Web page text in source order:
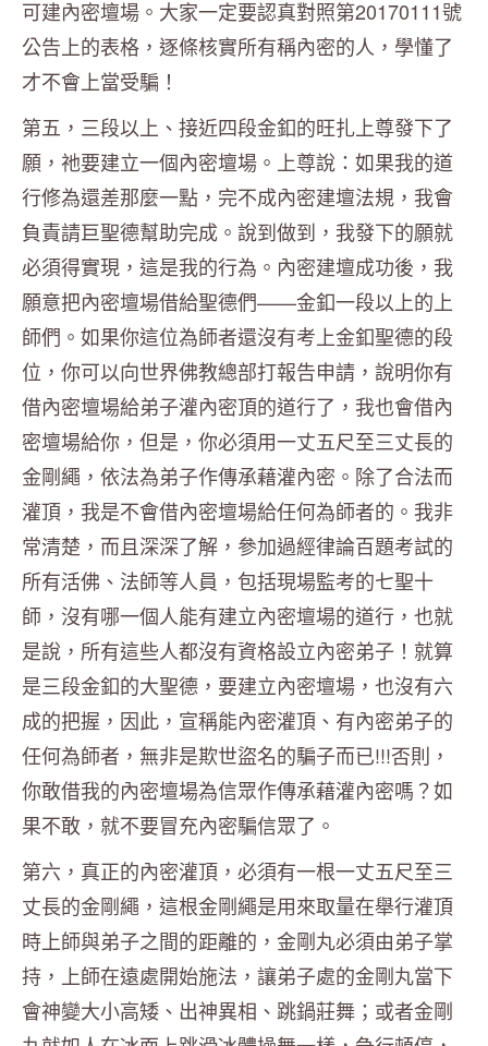
可建內密壇場。大家一定要認真對照第20170111號
公告上的表格，逐條核實所有稱內密的人，學懂了
才不會上當受騙！
第五，三段以上、接近四段金釦的旺扎上尊發下了
願，祂要建立一個內密壇場。上尊說：如果我的道
行修為還差那麼一點，完不成內密建壇法規，我會
負責請巨聖德幫助完成。說到做到，我發下的願就
必須得實現，這是我的行為。內密建壇成功後，我
願意把內密壇場借給聖德們——金釦一段以上的上
師們。如果你這位為師者還沒有考上金釦聖德的段
位，你可以向世界佛教總部打報告申請，說明你有
借內密壇場給弟子灌內密頂的道行了，我也會借內
密壇場給你，但是，你必須用一丈五尺至三丈長的
金剛繩，依法為弟子作傳承藉灌內密。除了合法而
灌頂，我是不會借內密壇場給任何為師者的。我非
常清楚，而且深深了解，參加過經律論百題考試的
所有活佛、法師等人員，包括現場監考的七聖十
師，沒有哪一個人能有建立內密壇場的道行，也就
是說，所有這些人都沒有資格設立內密弟子！就算
是三段金釦的大聖德，要建立內密壇場，也沒有六
成的把握，因此，宣稱能內密灌頂、有內密弟子的
任何為師者，無非是欺世盜名的騙子而已!!!否則，
你敢借我的內密壇場為信眾作傳承藉灌內密嗎？如
果不敢，就不要冒充內密騙信眾了。
第六，真正的內密灌頂，必須有一根一丈五尺至三
丈長的金剛繩，這根金剛繩是用來取量在舉行灌頂
時上師與弟子之間的距離的，金剛丸必須由弟子掌
持，上師在遠處開始施法，讓弟子處的金剛丸當下
會神變大小高矮、出神異相、跳鍋莊舞；或者金剛